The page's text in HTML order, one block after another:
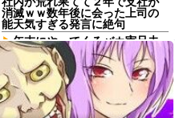
消滅ｗｗ数年後に会った上司の
能天気すぎる発言に絶句
年末にやってくるバカ実兄夫
婦に絶望…自分の部屋を追い出
され家事も増えるのに、一切手
伝わず放置子状態！親戚の前で
かばってあげてるのに「私が悪
いんですよね」と何もせず泣く
だけの義姉にイラ